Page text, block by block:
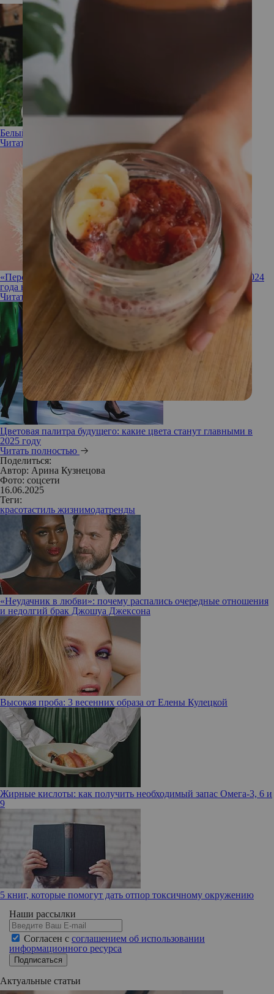
Белый — главный цвет в обуви и аксессуарах этого лета
Читать полностью
«Персиковый пух»: как модно внедрить главный оттенок 2024
года в свой образ и интерьер
Читать полностью
Цветовая палитра будущего: какие цвета станут главными в
2025 году
Читать полностью
Поделиться:
Автор: Арина Кузнецова
Фото: соцсети
16.06.2025
Теги:
красотастиль жизнимодатренды
«Неудачник в любви»: почему распались очередные отношения
и недолгий брак Джошуа Джексона
Высокая проба: 3 весенних образа от Елены Кулецкой
Жирные кислоты: как получить необходимый запас Омега-3, 6 и
9
5 книг, которые помогут дать отпор токсичному окружению
Наши рассылки
Согласен с соглашением об использовании
информационного ресурса
Подписаться
Актуальные статьи